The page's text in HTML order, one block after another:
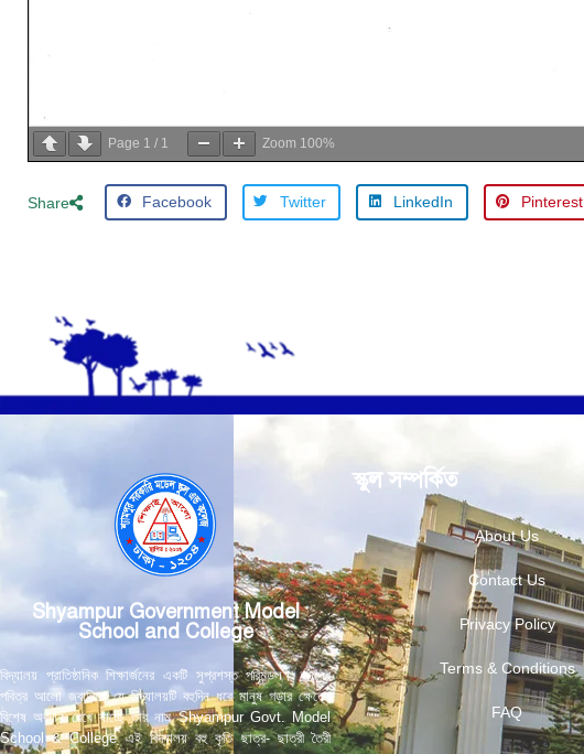
Page 1 / 1 Zoom 100%
Share Facebook Twitter LinkedIn Pinterest
Shyampur Government Model
School and College
বিদ্যালয় প্রাতিষ্ঠানিক শিক্ষার্জনের একটি সুপ্রশস্ত পরিমন্ডল। জ্ঞানের
পবিত্র আলো জ্বালিয়ে যে বিদ্যালয়টি বহুদিন ধরে মানুষ গড়ার ক্ষেত্রে
বিশেষ অবদান রেখে যাচ্ছে তার নাম Shyampur Govt. Model
School & College এই বিদ্যালয় বহু কৃতি ছাত্র- ছাত্রী তৈরী
স্কুল সম্পর্কিত
About Us
Contact Us
Privacy Policy
Terms & Conditions
FAQ